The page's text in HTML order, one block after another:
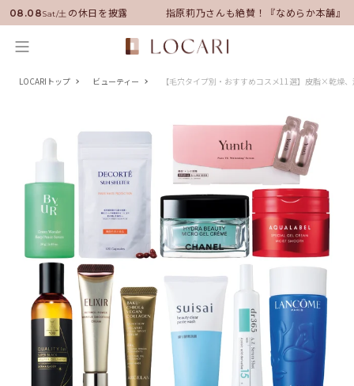
08.08Sat/土
任！いい男の休日を披露 指原莉乃さんも絶賛！『なめらか本舗』保
LOCARIトップ ビューティー 【毛穴タイプ別・おすすめコスメ11選】皮脂×乾燥